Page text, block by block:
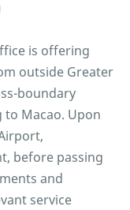
is offering
outside Greater
boundary
Macao. Upon
before passing
and
service